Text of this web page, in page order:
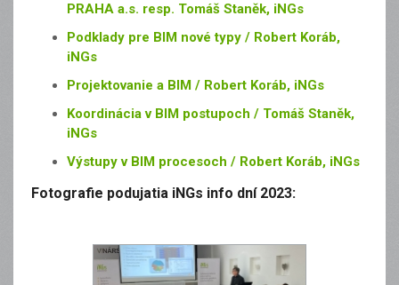
PRAHA a.s. resp. Tomáš Staněk, iNGs
Podklady pre BIM nové typy / Robert Koráb,
iNGs
Projektovanie a BIM / Robert Koráb, iNGs
Koordinácia v BIM postupoch / Tomáš Staněk,
iNGs
Výstupy v BIM procesoch / Robert Koráb, iNGs
Fotografie podujatia iNGs info dní 2023: